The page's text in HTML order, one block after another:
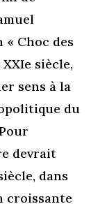
Choc des
siècle,
sens à la
du
devrait
dans
croissante